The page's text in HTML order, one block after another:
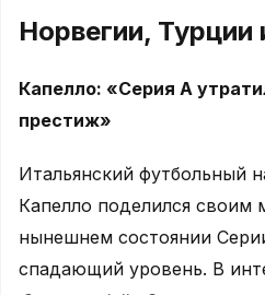
Норвегии, Турции
Капелло: «Серия А
престиж»
Итальянский футбольный
Капелло поделился своим
нынешнем состоянии
спадающий уровень. В